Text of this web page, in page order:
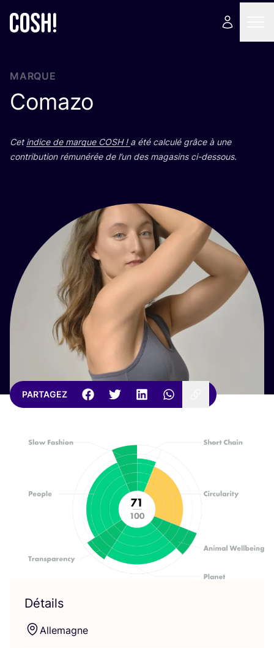
MARQUE
Comazo
Cetindice de marque COSH! a été cal­cu­lé grâce à une
contri­bu­tion rému­né­rée de l’un des maga­sins ci-dessous.
PARTAGEZ
Détails
Alle­magne